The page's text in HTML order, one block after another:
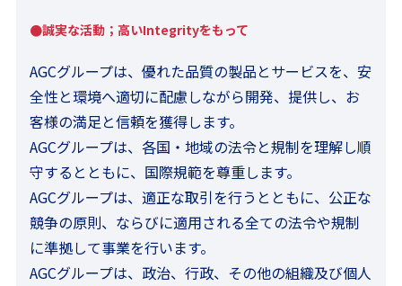
●誠実な活動；高いIntegrityをもって
AGCグループは、優れた品質の製品とサービスを、安
全性と環境へ適切に配慮しながら開発、提供し、お
客様の満足と信頼を獲得します。
AGCグループは、各国・地域の法令と規制を理解し順
守するとともに、国際規範を尊重します。
AGCグループは、適正な取引を行うとともに、公正な
競争の原則、ならびに適用される全ての法令や規制
に準拠して事業を行います。
AGCグループは、政治、行政、その他の組織及び個人